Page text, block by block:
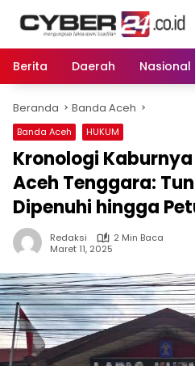
Berita
Daerah Nasional
Beranda Banda Aceh
Banda Aceh HUKUM
Kronologi
Aceh Tenggara:
Dipenuhi hingga
Redaksi
2 Min Baca
Maret 11, 2025